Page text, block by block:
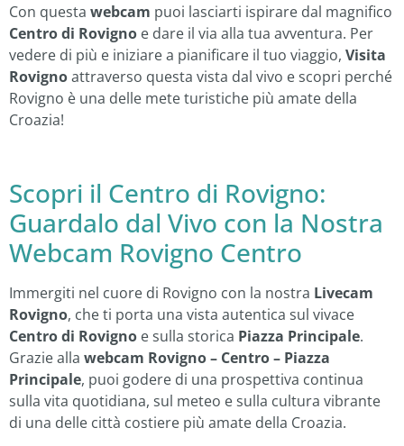
Con questa webcam puoi lasciarti ispirare dal magnifico
Centro di Rovigno e dare il via alla tua avventura. Per
vedere di più e iniziare a pianificare il tuo viaggio, Visita
Rovignoattraverso questa vista dal vivo e scopri perché
Rovigno è una delle mete turistiche più amate della
Croazia!
Scopri il Centro di Rovigno:
Guardalo dal Vivo con la Nostra
Webcam Rovigno Centro
Immergiti nel cuore di Rovigno con la nostra Livecam
Rovigno, che ti porta una vista autentica sul vivace
Centro di Rovigno e sulla storica Piazza Principale.
Grazie alla webcam Rovigno – Centro – Piazza
Principale, puoi godere di una prospettiva continua
sulla vita quotidiana, sul meteo e sulla cultura vibrante
di una delle città costiere più amate della Croazia.